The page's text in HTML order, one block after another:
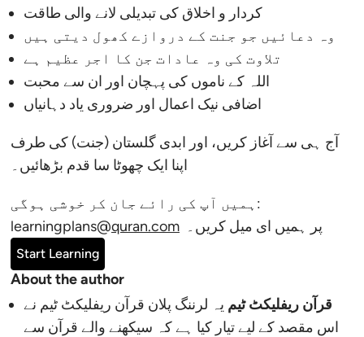
​کردار و اخلاق کی تبدیلی لانے والی طاقت
​وہ دعائیں جو جنت کے دروازے کھول دیتی ہیں
​تلاوت کی وہ عادات جن کا اجر عظیم ہے
​اللہ کے ناموں کی پہچان اور ان سے محبت
​اضافی نیک اعمال اور ضروری یاد دہانیاں
​آج ہی سے آغاز کریں، اور ابدی گلستان (جنت) کی طرف
اپنا ایک چھوٹا سا قدم بڑھائیں۔
​ہمیں آپ کی رائے جان کر خوشی ہوگی:
learningplans@quran.com پر ہمیں ای میل کریں۔
Start Learning
About the author
قرآن ریفلیکٹ ٹیم یہ لرننگ پلان قرآن ریفلیکٹ ٹیم نے
اس مقصد کے لیے تیار کیا ہے کہ سیکھنے والے قرآن سے